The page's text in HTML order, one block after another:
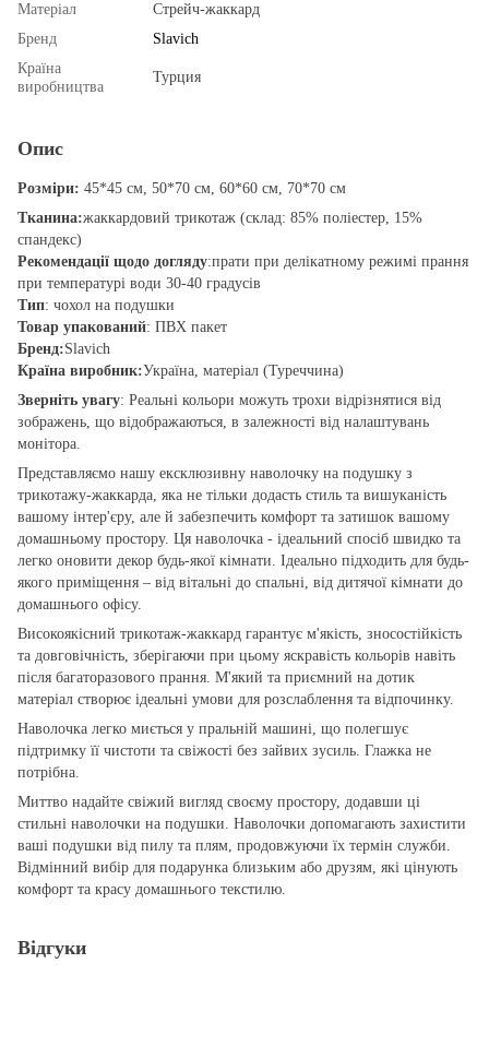
Матеріал
Стрейч-жаккард
Бренд
Slavich
Країна
виробництва
Турция
Опис
Розміри: 45*45 см, 50*70 см, 60*60 см, 70*70 см
Тканина:жаккардовий трикотаж (склад: 85% поліестер, 15%
спандекс)
Рекомендації щодо догляду:прати при делікатному режимі прання
при температурі води 30-40 градусів
Тип: чохол на подушки
Товар упакований: ПВХ пакет
Бренд:Slavich
Країна виробник:Україна, матеріал (Туреччина)
Зверніть увагу: Реальні кольори можуть трохи відрізнятися від
зображень, що відображаються, в залежності від налаштувань
монітора.
Представляємо нашу ексклюзивну наволочку на подушку з
трикотажу-жаккарда, яка не тільки додасть стиль та вишуканість
вашому інтер'єру, але й забезпечить комфорт та затишок вашому
домашньому простору. Ця наволочка - ідеальний спосіб швидко та
легко оновити декор будь-якої кімнати. Ідеально підходить для будь-
якого приміщення – від вітальні до спальні, від дитячої кімнати до
домашнього офісу.
Високоякісний трикотаж-жаккард гарантує м'якість, зносостійкість
та довговічність, зберігаючи при цьому яскравість кольорів навіть
після багаторазового прання. М'який та приємний на дотик
матеріал створює ідеальні умови для розслаблення та відпочинку.
Наволочка легко миється у пральній машині, що полегшує
підтримку її чистоти та свіжості без зайвих зусиль. Глажка не
потрібна.
Миттво надайте свіжий вигляд своєму простору, додавши ці
стильні наволочки на подушки. Наволочки допомагають захистити
ваші подушки від пилу та плям, продовжуючи їх термін служби.
Відмінний вибір для подарунка близьким або друзям, які цінують
комфорт та красу домашнього текстилю.
Відгуки